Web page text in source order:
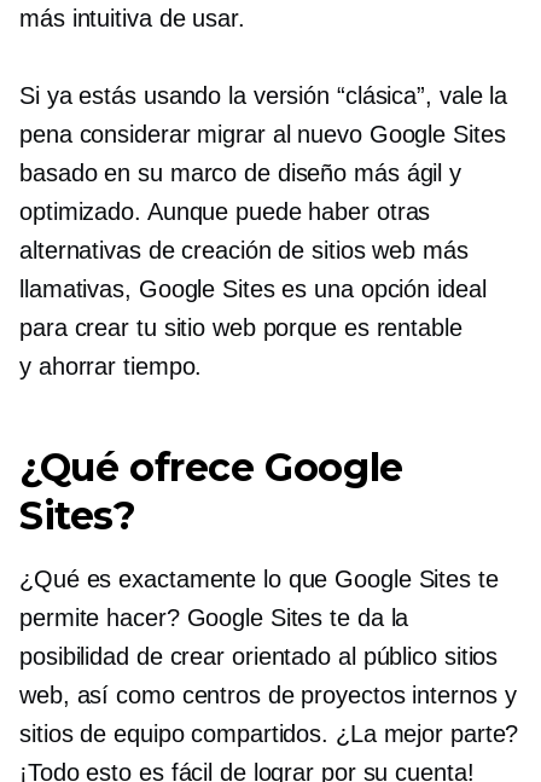
más intuitiva de usar.
Si ya estás usando la versión “clásica”, vale la
pena considerar migrar al nuevo Google Sites
basado en su marco de diseño más ágil y
optimizado. Aunque puede haber otras
alternativas de creación de sitios web más
llamativas, Google Sites es una opción ideal
para crear tu sitio web porque es rentable
y ahorrar tiempo.
¿Qué ofrece Google
Sites?
¿Qué es exactamente lo que Google Sites te
permite hacer? Google Sites te da la
posibilidad de crear orientado al públicositios
web, así como centros de proyectos internos y
sitios de equipo compartidos. ¿La mejor parte?
¡Todo esto es fácil de lograr por su cuenta!